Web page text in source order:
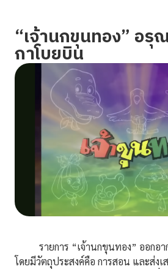
“เจ้านกขุนทอง” อรุ
กาโบยบิน
รายการ “เจ้านกขุนทอง” ออกอา
โดยมีวัตถุประสงค์คือ การสอน และส่ง